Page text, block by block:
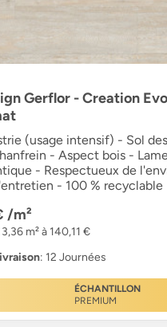
Gerflor - Creation Evo
(usage intensif) - Sol
- Aspect bois -
- Respectueux de
- 100 % recyclable
/m²
m² à 140,11 €
: 12 Journées
ÉCHANTILLON
PREMIUM